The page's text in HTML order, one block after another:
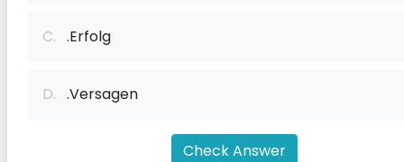
C. .Erfolg
D. .Versagen
Check Answer